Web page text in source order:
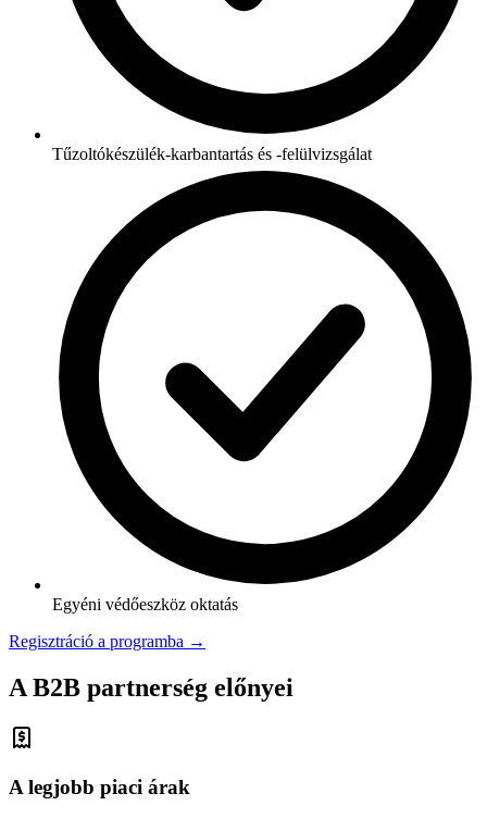
Tűzoltókészülék-karbantartás és -felülvizsgálat
Egyéni védőeszköz oktatás
Regisztráció a programba →
A B2B partnerség előnyei
A legjobb piaci árak